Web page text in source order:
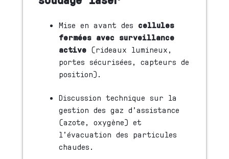
Mise en avant des cellules
fermées avec surveillance
active(rideaux lumineux,
portes sécurisées, capteurs de
position).
Discussion technique sur la
gestion des gaz d’assistance
(azote, oxygène) et
l’évacuation des particules
chaudes.